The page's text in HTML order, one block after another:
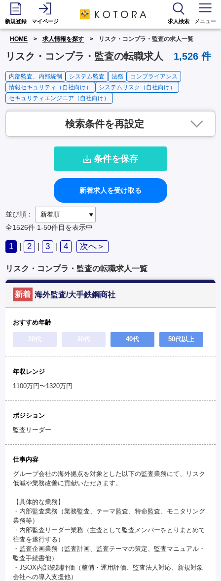
新規登録 マイページ 求人検索 メニュー
HOME 求人情報を探す リスク・コンプラ・監査の求人一覧
リスク・コンプラ・監査の転職求人 1,526件
内部監査、内部統制 システム監査 法務
コンプライアンス
情報セキュリティ（自社向け）
システムリスク（自社向け）
セキュリティエンジニア（自社向け）
検索条件を再設定
条件を保存
新着求人を受け取る
並び順：
全1526件 1-50件目を表示中
1 | 2 | 3 | 4 次へ＞
リスク・コンプラ・監査の転職求人一覧
新着 海外監査/大手鉄鋼商社
おすすめ年齢
20代 30代 40代 50代以上
年収レンジ
1100万円〜1320万円
ポジション
監査リーダー
仕事内容
グループ会社の海外拠点を対象とした以下の監査業務にて、リスク
低減や業務改善に貢献いただきます。
【具体的な業務】
・内部監査業務（業務監査、テーマ監査、特命監査、モニタリング
業務等）
・内部監査リーダー業務（主査として監査メンバーをとりまとめて
往査を遂行する）
・監査企画業務（監査計画、監査テーマの策定、監査マニュアル・
監査手続書他）
・JSOX内部統制評価（整備・運用評価、監査法人対応、新規対象
会社への導入支援他）